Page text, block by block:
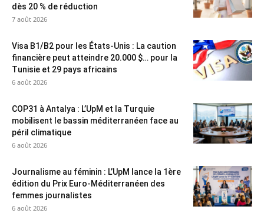
dès 20 % de réduction
7 août 2026
Visa B1/B2 pour les États-Unis : La caution
financière peut atteindre 20.000 $… pour la
Tunisie et 29 pays africains
6 août 2026
COP31 à Antalya : L’UpM et la Turquie
mobilisent le bassin méditerranéen face au
péril climatique
6 août 2026
Journalisme au féminin : L’UpM lance la 1ère
édition du Prix Euro-Méditerranéen des
femmes journalistes
6 août 2026